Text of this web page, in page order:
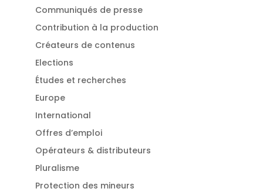
Communiqués de presse
Contribution à la production
Créateurs de contenus
Elections
Études et recherches
Europe
International
Offres d’emploi
Opérateurs & distributeurs
Pluralisme
Protection des mineurs